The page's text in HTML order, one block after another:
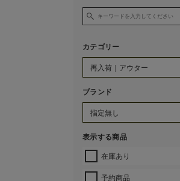
カテゴリー
ブランド
表示する商品
在庫あり
予約商品